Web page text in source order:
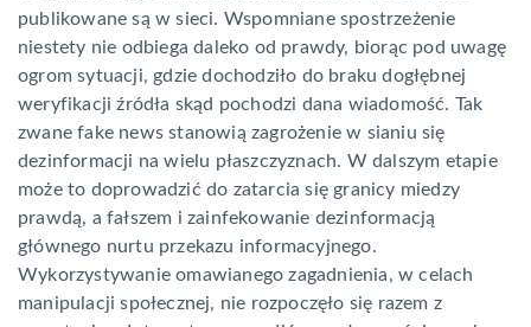
publikowane są w sieci. Wspomniane spostrzeżenie
niestety nie odbiega daleko od prawdy, biorąc pod uwagę
ogrom sytuacji, gdzie dochodziło do braku dogłębnej
weryfikacji źródła skąd pochodzi dana wiadomość. Tak
zwane fake news stanowią zagrożenie w sianiu się
dezinformacji na wielu płaszczyznach. W dalszym etapie
może to doprowadzić do zatarcia się granicy miedzy
prawdą, a fałszem i zainfekowanie dezinformacją
głównego nurtu przekazu informacyjnego.
Wykorzystywanie omawianego zagadnienia, w celach
manipulacji społecznej, nie rozpoczęło się razem z